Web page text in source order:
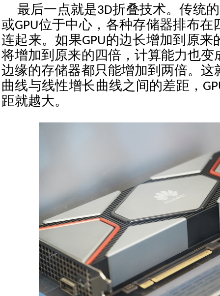
最后一点就是3D折叠技术。传统的
或GPU位于中心，各种存储器排布在
连起来。如果GPU的边长增加到原来
将增加到原来的四倍，计算能力也变
边缘的存储器都只能增加到两倍。这
曲线与线性增长曲线之间的差距，
距就越大。